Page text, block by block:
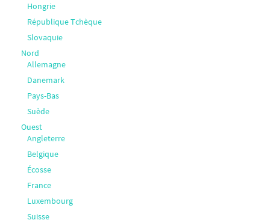
Hongrie
République Tchèque
Slovaquie
Nord
Allemagne
Danemark
Pays-Bas
Suède
Ouest
Angleterre
Belgique
Écosse
France
Luxembourg
Suisse